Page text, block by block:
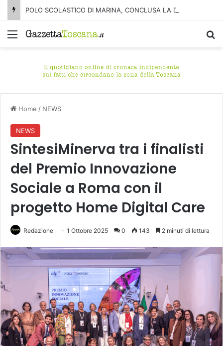
Menu
Home / NEWS
NEWS
SintesiMinerva tra i finalisti
del Premio Innovazione
Sociale a Roma con il
progetto Home Digital Care
Redazione 1 Ottobre 2025 0 143 2 minuti di lettura